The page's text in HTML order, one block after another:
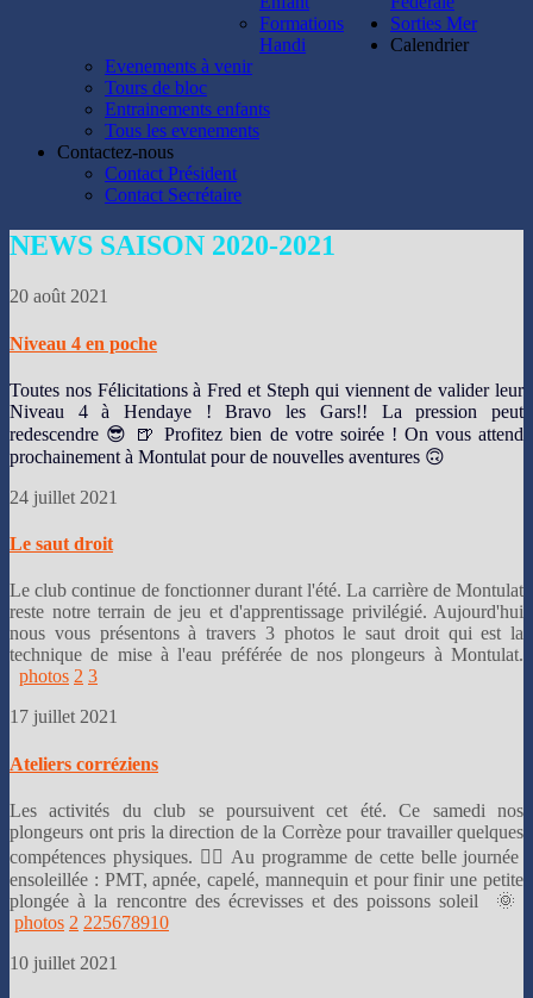
Formations
Handi
Sorties Mer
Calendrier
Evenements à venir
Tours de bloc
Entrainements enfants
Tous les evenements
Contactez-nous
Contact Président
Contact Secrétaire
NEWS SAISON 2020-2021
20 août 2021
Niveau 4 en poche
Toutes nos Félicitations à Fred et Steph qui viennent de valider leur
Niveau 4 à Hendaye ! Bravo les Gars!! La pression peut
redescendre 😎 🍺 Profitez bien de votre soirée ! On vous attend
prochainement à Montulat pour de nouvelles aventures 🙃
24 juillet 2021
Le saut droit
Le club continue de fonctionner durant l'été. La carrière de Montulat
reste notre terrain de jeu et d'apprentissage privilégié. Aujourd'hui
nous vous présentons à travers 3 photos le saut droit qui est la
technique de mise à l'eau préférée de nos plongeurs à Montulat.
photos 2 3
17 juillet 2021
Ateliers corréziens
Les activités du club se poursuivent cet été. Ce samedi nos
plongeurs ont pris la direction de la Corrèze pour travailler quelques
compétences physiques. 🏊‍♀ Au programme de cette belle journée
ensoleillée : PMT, apnée, capelé, mannequin et pour finir une petite
plongée à la rencontre des écrevisses et des poissons soleil 🌞
photos 2 225678910
10 juillet 2021